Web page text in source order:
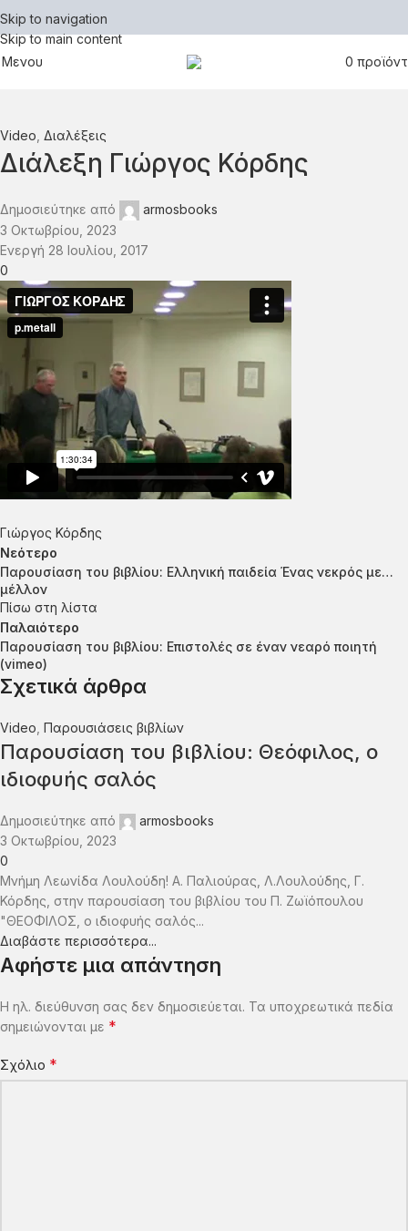
Skip to navigation
Skip to main content
Μενου
0
Video Διαλέξεις
Διάλεξη Γιώργος Κόρδης
Δημοσιεύτηκε από
armosbooks
3 Οκτωβρίου, 2023
Ενεργή 28 Ιουλίου, 2017
0
Γιώργος Κόρδης
Νεότερο
Παρουσίαση του βιβλίου: Ελληνική παιδεία Ένας νεκρός με…
μέλλον
Πίσω στη λίστα
Παλαιότερο
Παρουσίαση του βιβλίου: Επιστολές σε έναν νεαρό ποιητή
(vimeo)
Σχετικά άρθρα
Video Παρουσιάσεις βιβλίων
Παρουσίαση του βιβλίου: Θεόφιλος, ο
ιδιοφυής σαλός
Δημοσιεύτηκε από
armosbooks
3 Οκτωβρίου, 2023
0
Μνήμη Λεωνίδα Λουλούδη! Α. Παλιούρας, Λ.Λουλούδης, Γ.
Κόρδης, στην παρουσίαση του βιβλίου του Π. Ζωϊόπουλου
"ΘΕΟΦΙΛΟΣ, ο ιδιοφυής σαλός...
Διαβάστε περισσότερα...
Αφήστε μια απάντηση
Η ηλ. διεύθυνση σας δεν δημοσιεύεται. Τα υποχρεωτικά πεδία
σημειώνονται με *
Σχόλιο *